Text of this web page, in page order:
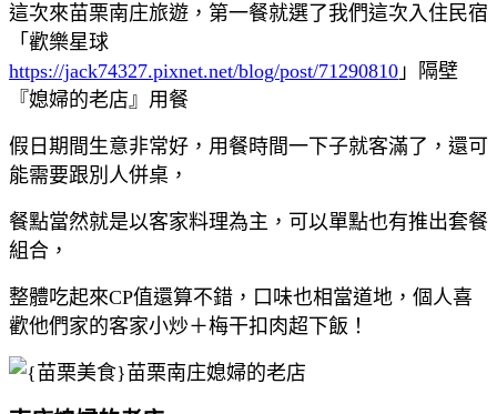
這次來苗栗南庄旅遊，第一餐就選了我們這次入住民宿
「歡樂星球
https://jack74327.pixnet.net/blog/post/71290810 」隔壁
『媳婦的老店』用餐
假日期間生意非常好，用餐時間一下子就客滿了，還可
能需要跟別人併桌，
餐點當然就是以客家料理為主，可以單點也有推出套餐
組合，
整體吃起來CP值還算不錯，口味也相當道地，個人喜
歡他們家的客家小炒＋梅干扣肉超下飯！